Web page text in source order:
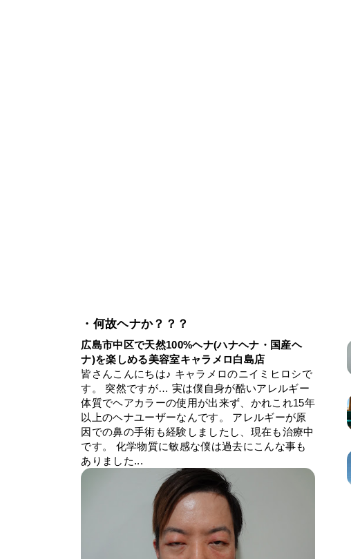
・何故ヘナか？？？
広島市中区で天然100%ヘナ(ハナヘナ・国産ヘ
ナ)を楽しめる美容室キャラメロ白島店
皆さんこんにちは♪ キャラメロのニイミヒロシで
す。 突然ですが… 実は僕自身が酷いアレルギー
体質でヘアカラーの使用が出来ず、かれこれ15年
以上のヘナユーザーなんです。 アレルギーが原
因での鼻の手術も経験しましたし、現在も治療中
です。 化学物質に敏感な僕は過去にこんな事も
ありました...